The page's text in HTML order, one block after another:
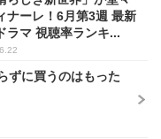
ナーレ！6月第3週 最新
ラマ 視聴率ランキ...
ずに買うのはもった